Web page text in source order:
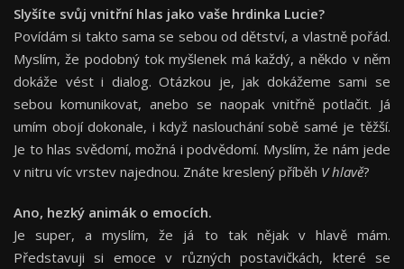
Slyšíte svůj vnitřní hlas jako vaše hrdinka Lucie?
Povídám si takto sama se sebou od dětství, a vlastně pořád.
Myslím, že podobný tok myšlenek má každý, a někdo v něm
dokáže vést i dialog. Otázkou je, jak dokážeme sami se
sebou komunikovat, anebo se naopak vnitřně potlačit. Já
umím obojí dokonale, i když naslouchání sobě samé je těžší.
Je to hlas svědomí, možná i podvědomí. Myslím, že nám jede
v nitru víc vrstev najednou. Znáte kreslený příběh V hlavě?
Ano, hezký animák o emocích.
Je super, a myslím, že já to tak nějak v hlavě mám.
Představuji si emoce v různých postavičkách, které se